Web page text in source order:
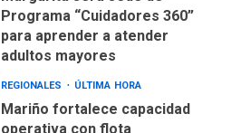
para aprender a atender
adultos mayores
REGIONALES ÚLTIMA HORA
Mariño fortalece capacidad
operativa con flota
vehicular de 60 unidades